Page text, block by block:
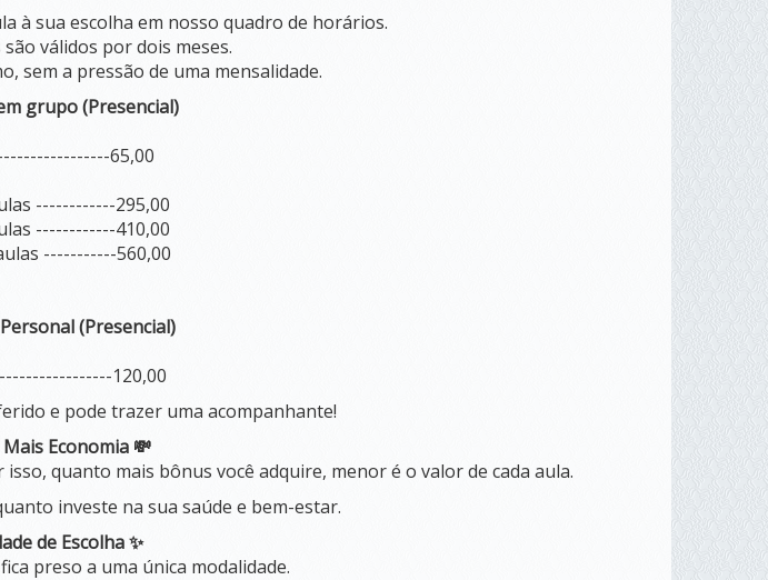
à sua escolha em nosso quadro de horários.
válidos por dois meses.
sem a pressão de uma mensalidade.
grupo (Presencial)
65,00
------------295,00
------------410,00
-----------560,00
(Presencial)
120,00
e pode trazer uma acompanhante!
Economia 💸
quanto mais bônus você adquire, menor é o valor de cada aula.
investe na sua saúde e bem-estar.
de Escolha ✨
preso a uma única modalidade.